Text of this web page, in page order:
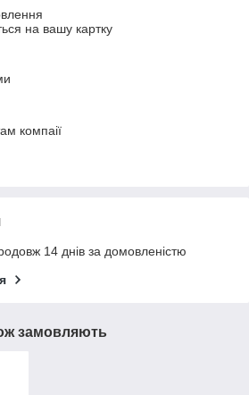
на вашу картку
компаії
14 днів за домовленістю
замовляють